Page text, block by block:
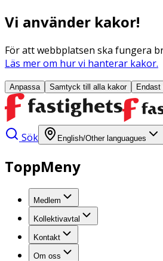
Vi använder kakor!
För att webbplatsen ska fungera
Läs mer om hur vi hanterar kakor.
Anpassa Samtyck till alla kakor Endast
Sök English/Other languagues
ToppMeny
Medlem
Kollektivavtal
Kontakt
Om oss